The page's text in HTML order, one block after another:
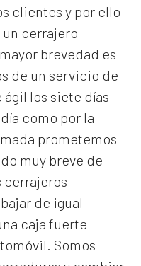
clientes y por ello
cerrajero
brevedad es
de un servicio de
los siete días
como por la
prometemos
muy breve de
cerrajeros
de igual
caja fuerte
Somos